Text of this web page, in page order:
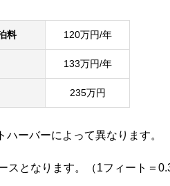
料 120万円/年
133万円/年
235万円
ーバーによって異なります。
スとなります。（1フィート＝